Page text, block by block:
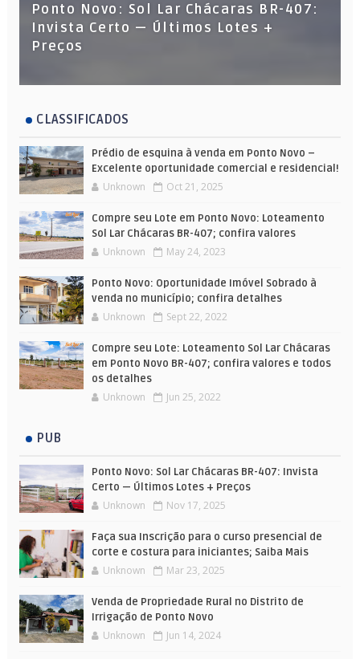
Ponto Novo: Sol Lar Chácaras BR-407:
Invista Certo — Últimos Lotes +
Preços
CLASSIFICADOS
Prédio de esquina à venda em Ponto Novo –
Excelente oportunidade comercial e residencial!
Unknown Oct 21, 2025
Compre seu Lote em Ponto Novo: Loteamento
Sol Lar Chácaras BR-407; confira valores
Unknown May 24, 2023
Ponto Novo: Oportunidade Imóvel Sobrado à
venda no município; confira detalhes
Unknown Sept 22, 2022
Compre seu Lote: Loteamento Sol Lar Chácaras
em Ponto Novo BR-407; confira valores e todos
os detalhes
Unknown Jun 25, 2022
PUB
Ponto Novo: Sol Lar Chácaras BR-407: Invista
Certo — Últimos Lotes + Preços
Unknown Nov 17, 2025
Faça sua Inscrição para o curso presencial de
corte e costura para iniciantes; Saiba Mais
Unknown Mar 23, 2025
Venda de Propriedade Rural no Distrito de
Irrigação de Ponto Novo
Unknown Jun 14, 2024